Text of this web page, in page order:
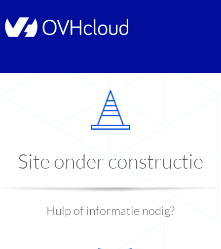
Site onder constructie
Hulp of informatie nodig?